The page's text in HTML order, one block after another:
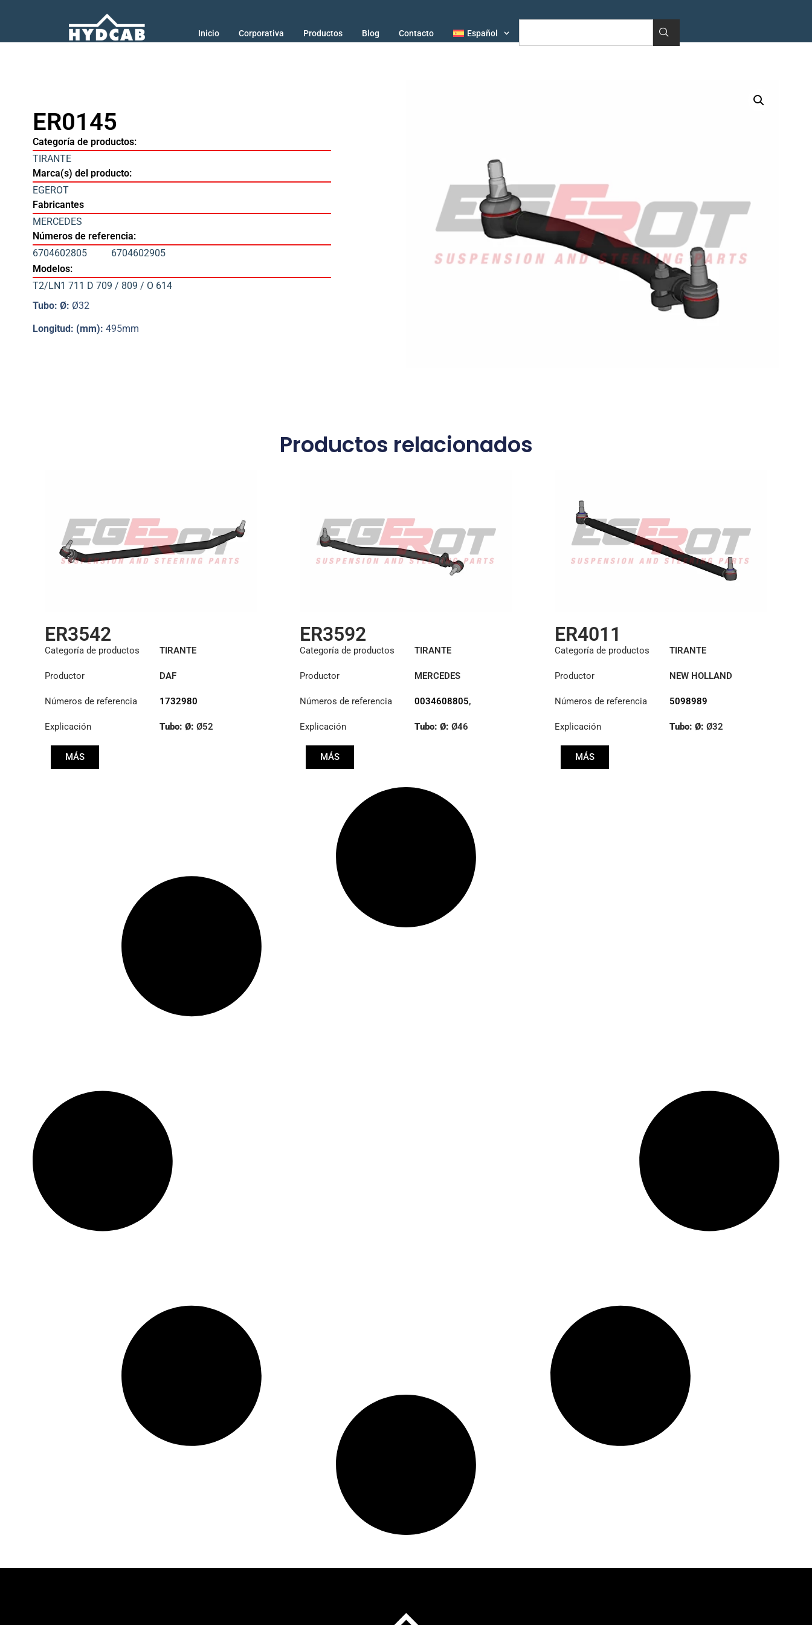
Inicio Corporativa Productos Blog Contacto Español
ER0145
Categoría de productos:
TIRANTE
Marca(s) del producto:
EGEROT
Fabricantes
MERCEDES
Números de referencia:
6704602805
6704602905
Modelos:
T2/LN1 711 D 709 / 809 / O 614
Tubo: Ø: Ø32
Longitud: (mm): 495mm
Productos relacionados
ER3542
Categoría de productos TIRANTE
Productor DAF
Números de referencia 1732980
Explicación Tubo: Ø: Ø52
MÁS
ER3592
Categoría de productos TIRANTE
Productor MERCEDES
Números de referencia 0034608805,
Explicación
Tubo: Ø: Ø46
MÁS
ER4011
Categoría de productos TIRANTE
Productor NEW HOLLAND
Números de referencia 5098989
Explicación Tubo: Ø:Ø32
MÁS